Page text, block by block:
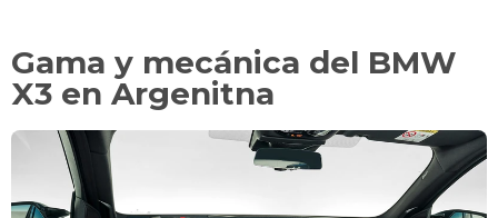
Gama y mecánica del BMW
X3 en Argenitna